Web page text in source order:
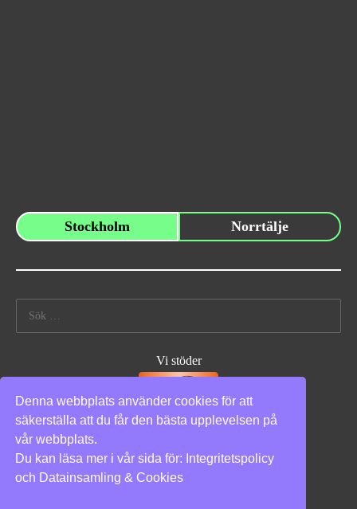
Denna webbplats använder cookies för att
säkerställa att du får den bästa upplevelsen på
vår webbplats.
Du kan läsa mer i vår sida för: Integritetspolicy
och Datainsamling & Cookies
Stockholm Norrtälje
Vi stöder
Integritetspolicy